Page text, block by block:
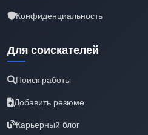
Конфиденциальность
Для соискателей
Поиск работы
Добавить резюме
Карьерный блог